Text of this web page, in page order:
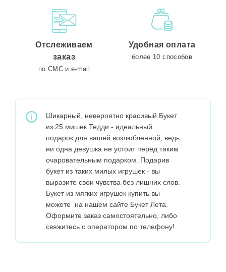
Отслеживаем
заказ
по СМС и e-mail
Удобная оплата
более 10 способов
Шикарный, невероятно красивый Букет
из 25 мишек Тедди - идеальный
подарок для вашей возлюбленной, ведь
ни одна девушка не устоит перед таким
очаровательным подарком. Подарив
букет из таких милых игрушек - вы
выразите свои чувства без лишних слов.
Букет из мягких игрушек купить вы
можете на нашем сайте Букет Лета.
Оформите заказ самостоятельно, либо
свяжитесь с оператором по телефону!